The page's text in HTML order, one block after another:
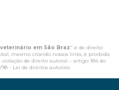
em São Braz" é de direito
mesmo citando nossos links, é proibida
de direito autoral – artigo 184 do
98 - Lei de direitos autorais.